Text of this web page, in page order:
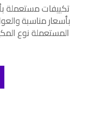
تكييفات مستعملة
بأسعار مناسبة
المستعملة نوع